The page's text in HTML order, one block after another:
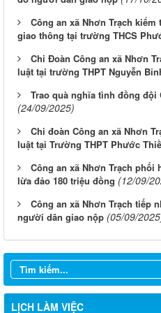
Công an xã Nhơn Trạch
giao thông tại trường THCS
Chi Đoàn Công an xã Nhơn
luật tại trường THPT Nguyễn
Trao quà nghĩa tình đồng đội
(24/09/2025)
Chi đoàn Công an xã Nhơn
luật tại Trường THPT Phước
Công an xã Nhơn Trạch phối
lừa đảo 180 triệu đồng (12/09/
Công an xã Nhơn Trạch tiếp
người dân giao nộp (05/09/
LỊCH LÀM VIỆC